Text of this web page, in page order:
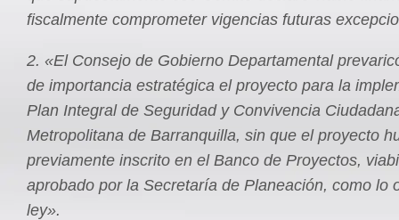
fiscalmente comprometer vigencias futuras
2. «El Consejo de Gobierno Departamental
de importancia estratégica el proyecto para la
Plan Integral de Seguridad y Convivencia
Metropolitana de Barranquilla, sin que el proyecto
previamente inscrito en el Banco de Proyectos,
aprobado por la Secretaría de Planeación, como lo
ley».